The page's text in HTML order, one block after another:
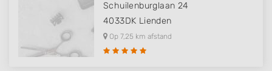
Schuilenburglaan 24
4033DK Lienden
Op 7,25 km afstand